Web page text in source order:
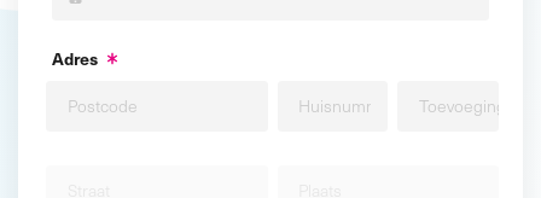
Adres